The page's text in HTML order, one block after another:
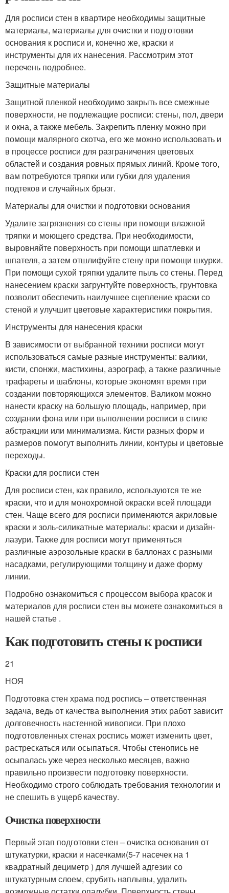
Для росписи стен в квартире необходимы защитные
материалы, материалы для очистки и подготовки
основания к росписи и, конечно же, краски и
инструменты для их нанесения. Рассмотрим этот
перечень подробнее.
Защитные материалы
Защитной пленкой необходимо закрыть все смежные
поверхности, не подлежащие росписи: стены, пол, двери
и окна, а также мебель. Закрепить пленку можно при
помощи малярного скотча, его же можно использовать и
в процессе росписи для разграничения цветовых
областей и создания ровных прямых линий. Кроме того,
вам потребуются тряпки или губки для удаления
подтеков и случайных брызг.
Материалы для очистки и подготовки основания
Удалите загрязнения со стены при помощи влажной
тряпки и моющего средства. При необходимости,
выровняйте поверхность при помощи шпатлевки и
шпателя, а затем отшлифуйте стену при помощи шкурки.
При помощи сухой тряпки удалите пыль со стены. Перед
нанесением краски загрунтуйте поверхность, грунтовка
позволит обеспечить наилучшее сцепление краски со
стеной и улучшит цветовые характеристики покрытия.
Инструменты для нанесения краски
В зависимости от выбранной техники росписи могут
использоваться самые разные инструменты: валики,
кисти, спонжи, мастихины, аэрограф, а также различные
трафареты и шаблоны, которые экономят время при
создании повторяющихся элементов. Валиком можно
нанести краску на большую площадь, например, при
создании фона или при выполнении росписи в стиле
абстракции или минимализма. Кисти разных форм и
размеров помогут выполнить линии, контуры и цветовые
переходы.
Краски для росписи стен
Для росписи стен, как правило, используются те же
краски, что и для монохромной окраски всей площади
стен. Чаще всего для росписи применяются акриловые
краски и золь-силикатные материалы: краски и дизайн-
лазури. Также для росписи могут применяться
различные аэрозольные краски в баллонах с разными
насадками, регулирующими толщину и даже форму
линии.
Подробно ознакомиться с процессом выбора красок и
материалов для росписи стен вы можете ознакомиться в
нашей статье .
Как подготовить стены к росписи
21
НОЯ
Подготовка стен храма под роспись – ответственная
задача, ведь от качества выполнения этих работ зависит
долговечность настенной живописи. При плохо
подготовленных стенах роспись может изменить цвет,
растрескаться или осыпаться. Чтобы стенопись не
осыпалась уже через несколько месяцев, важно
правильно произвести подготовку поверхности.
Необходимо строго соблюдать требования технологии и
не спешить в ущерб качеству.
Очистка поверхности
Первый этап подготовки стен – очистка основания от
штукатурки, краски и насечками(5-7 насечек на 1
квадратный дециметр ) для лучшей адгезии со
штукатурным слоем, срубить наплывы, удалить